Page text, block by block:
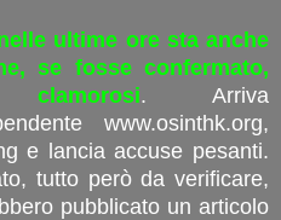
ultime ore sta anche
se fosse confermato,
. Arriva
www.osinthk.org,
e lancia accuse pesanti.
tutto però da verificare,
pubblicato un articolo